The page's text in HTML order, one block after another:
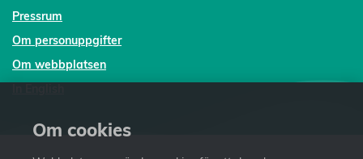
Pressrum
Om personuppgifter
Om webbplatsen
Om cookies